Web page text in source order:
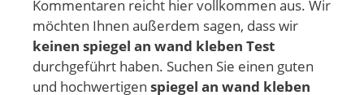
Kommentaren reicht hier vollkommen aus. Wir
möchten Ihnen außerdem sagen, dass wir
keinen spiegel an wand kleben Test
durchgeführt haben. Suchen Sie einen guten
und hochwertigen spiegel an wand kleben